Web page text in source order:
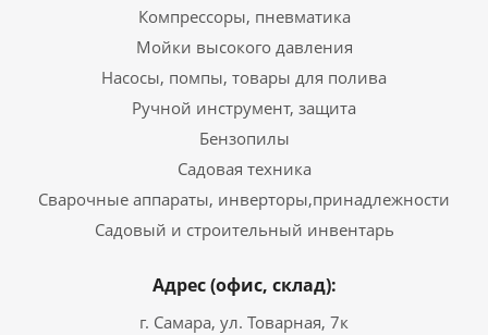
Компрессоры, пневматика
Мойки высокого давления
Насосы, помпы, товары для полива
Ручной инструмент, защита
Бензопилы
Садовая техника
Сварочные аппараты, инверторы,принадлежности
Садовый и строительный инвентарь
Адрес (офис, склад):
г. Самара, ул. Товарная, 7к